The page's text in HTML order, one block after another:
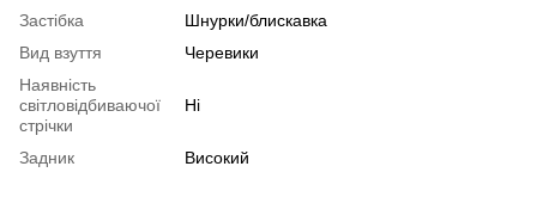
Застібка
Шнурки/блискавка
Вид взуття
Черевики
Наявність
світловідбиваючої
стрічки
Ні
Задник Високий